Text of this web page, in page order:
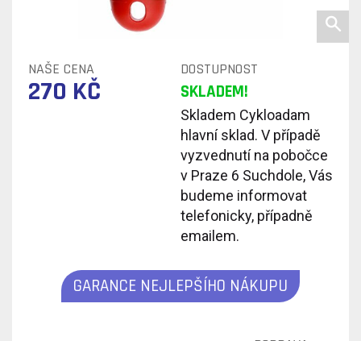
NAŠE CENA DOSTUPNOST
270 KČ SKLADEM!
Skladem Cykloadam
hlavní sklad. V případě
vyzvednutí na pobočce
v Praze 6 Suchdole, Vás
budeme informovat
telefonicky, případně
emailem.
GARANCE NEJLEPŠÍHO NÁKUPU